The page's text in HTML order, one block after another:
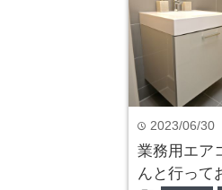
time 2023/06/30
業務用エア
んと行って